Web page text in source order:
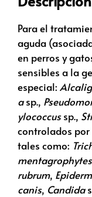
Para el
aguda
en perros y
sensibles a la
especial:
asp.,
ylococcussp.,
controlados
tales como:
mentagrophytes
rubrum,
canis, Candida